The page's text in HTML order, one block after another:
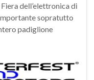
dell’elettronica di
sopratutto
padiglione